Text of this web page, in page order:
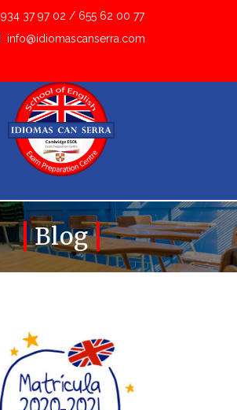
934 37 97 02 / 655 62 00 77
info@idiomascanserra.com
Blog